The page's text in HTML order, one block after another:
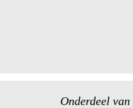
Onderdeel van